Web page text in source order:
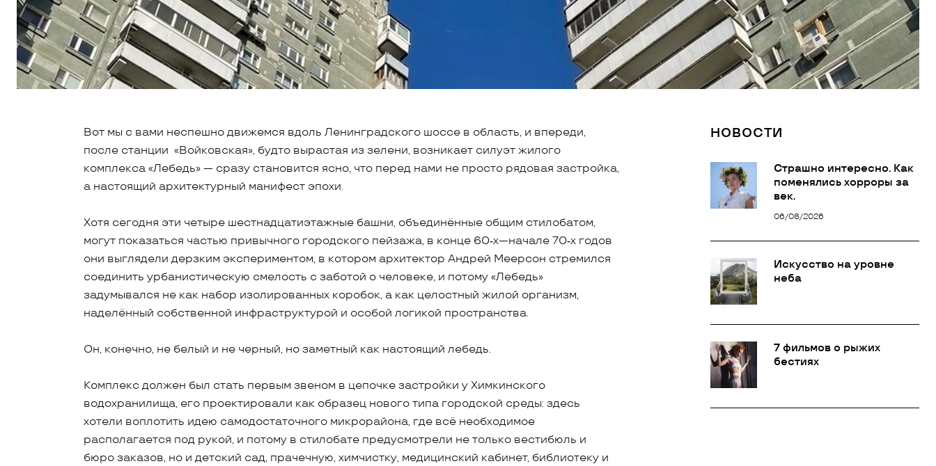
Вот мы с вами неспешно движемся вдоль Ленинградского шоссе в область, и впереди,
после станции «Войковская», будто вырастая из зелени, возникает силуэт жилого
комплекса «Лебедь» — сразу становится ясно, что перед нами не просто рядовая застройка,
а настоящий архитектурный манифест эпохи.
Хотя сегодня эти четыре шестнадцатиэтажные башни, объединённые общим стилобатом,
могут показаться частью привычного городского пейзажа, в конце 60‑х—начале 70‑х годов
они выглядели дерзким экспериментом, в котором архитектор Андрей Меерсон стремился
соединить урбанистическую смелость с заботой о человеке, и потому «Лебедь»
задумывался не как набор изолированных коробок, а как целостный жилой организм,
наделённый собственной инфраструктурой и особой логикой пространства.
Он, конечно, не белый и не черный, но заметный как настоящий лебедь.
Комплекс должен был стать первым звеном в цепочке застройки у Химкинского
водохранилища, его проектировали как образец нового типа городской среды: здесь
хотели воплотить идею самодостаточного микрорайона, где всё необходимое
располагается под рукой, и потому в стилобате предусмотрели не только вестибюль и
бюро заказов, но и детский сад, прачечную, химчистку, медицинский кабинет, библиотеку и
НОВОСТИ
Страшно интересно. Как
поменялись хорроры за
век.
06/08/2026
Искусство на уровне
неба
7 фильмов о рыжих
бестиях